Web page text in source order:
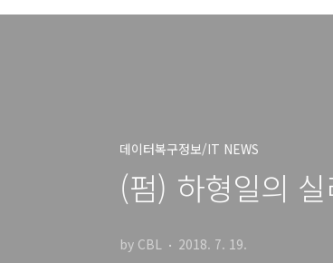
데이터복구정보/IT NEWS
(펌) 하형일의
by CBL 2018. 7. 19.